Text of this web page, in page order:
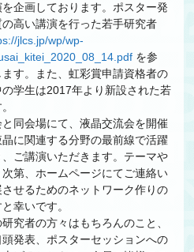
企画しております。ポスター発
高い講演を行った若手研究者
jlcs.jp/wp/wp-
を参
す。また、虹彩賞申請資格者の
学生は2017年より新設された若
同会場にて、液晶交流会を開催
に関連する分野の最前線で活躍
ご講演いただきます。テーマや
第、ホームページにてご連絡い
せるためのネットワーク作りの
幸いです。
究者の方々はもちろんのこと、
発表、ポスターセッションへの